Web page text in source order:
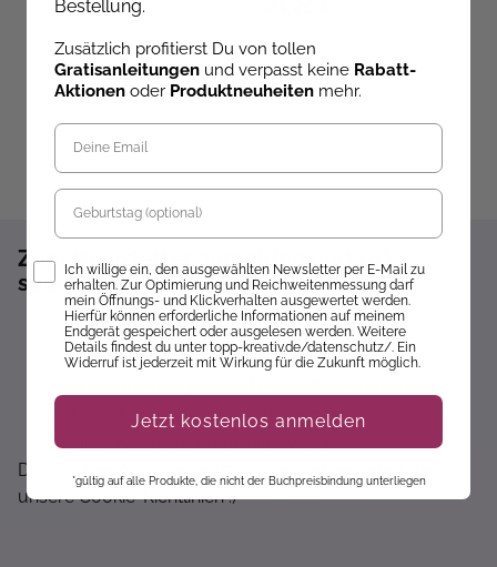
24,95 €
Zum Newsletter anmelden und 10%
sparen!*
Sofort 10% Rabatt auf die nächste Bestellung
Exklusive Angebote erhalten
Keine Rabatt-Aktion mehr verpassen
Über Neuheiten informiert werden
Dir wird hier nichts angezeigt? Dann akzeptiere bitte
unsere Cookie-Richtlinien :)
Bestellung.
Zusätzlich profitierst Du von tollen
Gratisanleitungen und verpasst keine Rabatt-
Aktionen oder Produktneuheiten mehr.
Geburtstag
Opt-InIch willige ein, den ausgewählten Newsletter per E-Mail zu
erhalten. Zur Optimierung und Reichweitenmessung darf
mein Öffnungs- und Klickverhalten ausgewertet werden.
Hierfür können erforderliche Informationen auf meinem
Endgerät gespeichert oder ausgelesen werden. Weitere
Details findest du unter topp-kreativ.de/datenschutz/. Ein
Widerruf ist jederzeit mit Wirkung für die Zukunft möglich.
Jetzt kostenlos anmelden
*gültig auf alle Produkte, die nicht der Buchpreisbindung unterliegen